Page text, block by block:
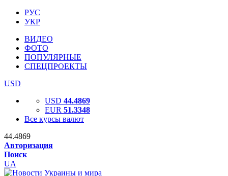
РУС
УКР
ВИДЕО
ФОТО
ПОПУЛЯРНЫЕ
СПЕЦПРОЕКТЫ
USD
USD 44.4869
EUR 51.3348
Все курсы валют
44.4869
Авторизация
Поиск
UA